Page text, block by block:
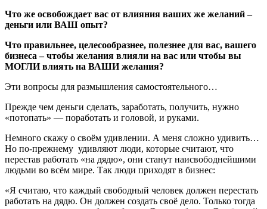
Что же освобождает вас от влияния ваших же желаний –
деньги или ВАШ опыт?
Что правильнее, целесообразнее, полезнее для вас, вашего
бизнеса – чтобы желания влияли на вас или чтобы вы
МОГЛИ влиять на ВАШИ желания?
Эти вопросы для размышления самостоятельного…
Прежде чем деньги сделать, заработать, получить, нужно
«потопать» — поработать и головой, и руками.
Немного скажу о своём удивлении. А меня сложно удивить…
Но по-прежнему удивляют люди, которые считают, что
перестав работать «на дядю», они станут наисвободнейшими
людьми во всём мире. Так люди приходят в бизнес:
«Я считаю, что каждый свободный человек должен перестать
работать на дядю. Он должен создать своё дело. Только тогда